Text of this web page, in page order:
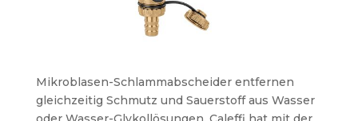
Mikroblasen-Schlammabscheider entfernen
gleichzeitig Schmutz und Sauerstoff aus Wasser